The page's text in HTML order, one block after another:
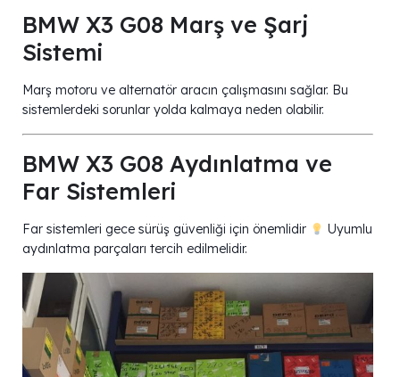
BMW X3 G08 Marş ve Şarj
Sistemi
Marş motoru ve alternatör aracın çalışmasını sağlar. Bu
sistemlerdeki sorunlar yolda kalmaya neden olabilir.
BMW X3 G08 Aydınlatma ve
Far Sistemleri
Far sistemleri gece sürüş güvenliği için önemlidir
Uyumlu
aydınlatma parçaları tercih edilmelidir.